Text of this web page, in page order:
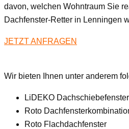
davon, welchen Wohntraum Sie
Dachfenster-Retter in Lenningen
JETZT ANFRAGEN
Wir bieten Ihnen unter anderem
LiDEKO Dachschiebefenster
Roto
Roto Flachdachfenster